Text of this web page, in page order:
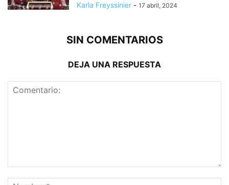
Karla Freyssinier - 17 abril, 2024
SIN COMENTARIOS
DEJA UNA RESPUESTA